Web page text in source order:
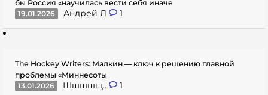
бы Россия «научилась вести себя иначе
19.01.2026
Андрей Л 1
The Hockey Writers: Малкин — ключ к решению главной
проблемы «Миннесоты
13.01.2026
Шшшшщ.. 1